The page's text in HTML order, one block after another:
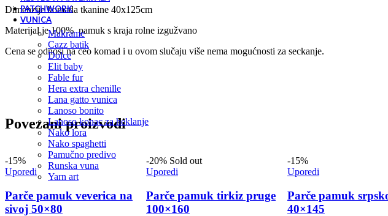
PATCHWORK
VUNICA
makrame
cazz batik
dolce
elit baby
fable fur
hera extra chenille
lana gatto vunica
lanoso bonito
lanoso konac za heklanje
nako lora
nako spaghetti
pamučno predivo
runska vuna
yarn art
Dimenzije komada tkanine 40x125cm
Materijal je 100% pamuk s kraja rolne izgužvano
Cena se odnosi na ceo komad i u ovom slučaju više nema mogućnosti za seckanje.
Povezani proizvodi
-15%
Uporedi
Parče pamuk veverica na
sivoj 50×80
-20% Sold out
Uporedi
Parče pamuk tirkiz pruge
100×160
-15%
Uporedi
Parče pamuk
40×145